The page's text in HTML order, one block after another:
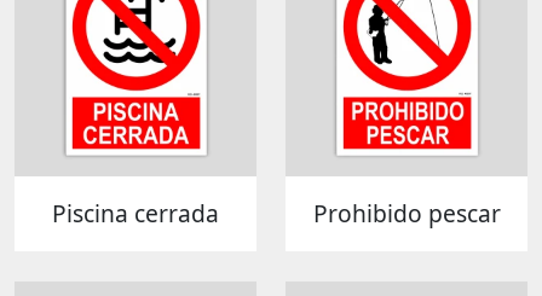
Piscina cerrada Prohibido pescar